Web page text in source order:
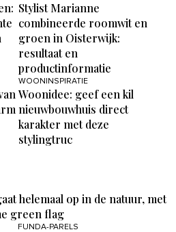
Stylist Marianne
combineerde roomwit en
groen in Oisterwijk:
resultaat en
productinformatie
WOONINSPIRATIE
Woonidee: geef een kil
nieuwbouwhuis direct
karakter met deze
stylingtruc
helemaal op in de natuur, met
green flag
FUNDA-PARELS